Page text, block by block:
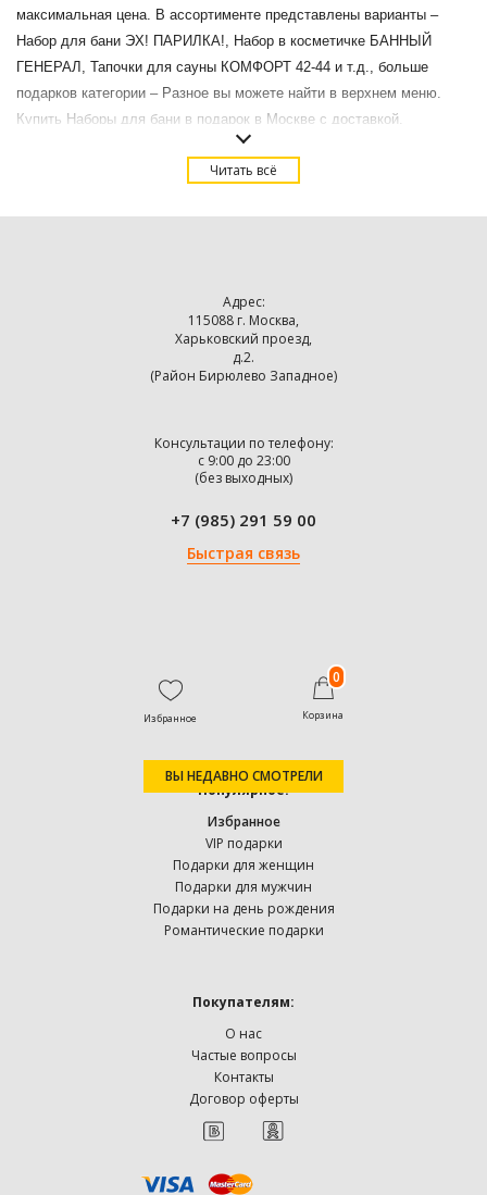
максимальная цена. В ассортименте представлены варианты –
Набор для бани ЭХ! ПАРИЛКА!, Набор в косметичке БАННЫЙ
ГЕНЕРАЛ, Тапочки для сауны КОМФОРТ 42-44 и т.д., больше
подарков категории – Разное вы можете найти в верхнем меню.
Купить Наборы для бани в подарок в Москве с доставкой.
Читать всё
Адрес:
115088 г. Москва,
Харьковский проезд,
д.2.
(Район Бирюлево Западное)
Консультации по телефону:
с 9:00 до 23:00
(без выходных)
+7 (985) 291 59 00
Быстрая связь
Популярное:
Избранное
VIP подарки
Подарки для женщин
Подарки для мужчин
Подарки на день рождения
Романтические подарки
Покупателям:
О нас
Частые вопросы
Контакты
Договор оферты
Избранное
0
Корзина
ВЫ НЕДАВНО СМОТРЕЛИ